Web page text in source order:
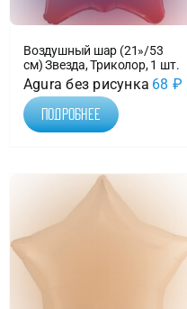
Воздушный шар (21»/53
см) Звезда, Триколор, 1 шт.
Agura без рисунка 68 ₽
Подробнее